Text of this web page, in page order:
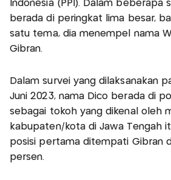
Indonesia (PPI). Dalam beberapa
berada di peringkat lima besar,
satu tema, dia menempel nama
Gibran.
Dalam survei yang dilaksanakan
Juni 2023, nama Dico berada di
sebagai tokoh yang dikenal oleh
kabupaten/kota di Jawa Tengah
posisi pertama ditempati Gibran
persen.